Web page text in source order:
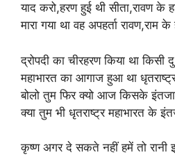
याद करो,हरण हुई थी सीता,रावण के
मारा गया था वह अपहर्ता रावण,राम
द्रोपदी का चीरहरण किया था किसी
महाभारत का आगाज हुआ था
बोलो तुम फिर क्यो आज किसके
क्या तुम भी धृतराष्ट्र महाभारत के
कृष्ण अगर दे सकते नहीं हमें तो रानी